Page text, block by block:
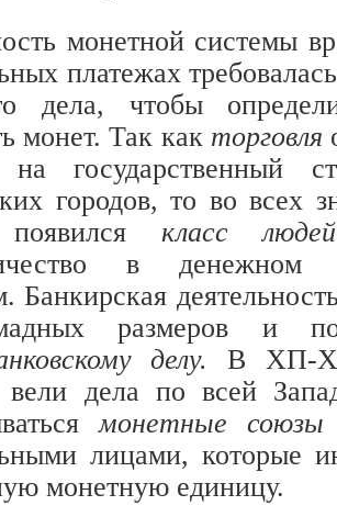
монетной системы
платежах
дела, чтобы
монет. Так как торговля
на государственный
городов, то во всех
класс
в денежном
Банкирская
размеров и
делу.В ХП-
вели дела по всей
монетные
лицами, которые
монетную единицу.